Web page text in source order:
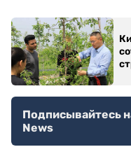
Подписывайтесь
News